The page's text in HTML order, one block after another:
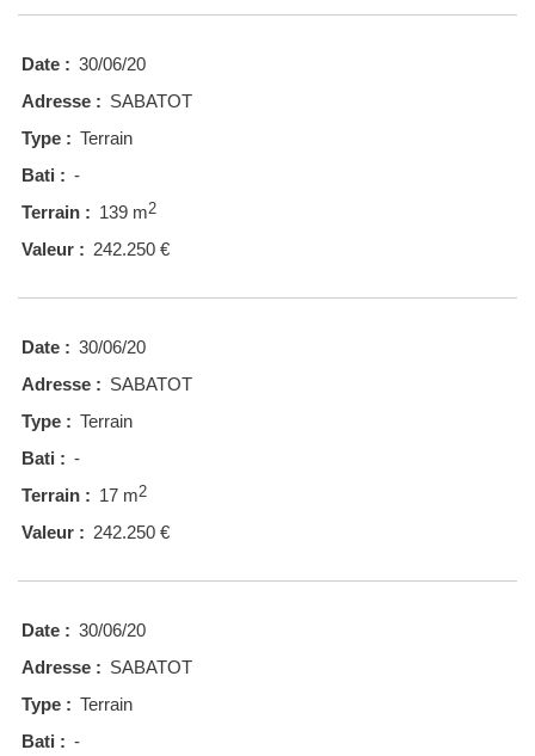
Date : 30/06/20
Adresse : SABATOT
Type : Terrain
Bati : -
Terrain : 139 m2
Valeur : 242.250 €
Date : 30/06/20
Adresse : SABATOT
Type : Terrain
Bati : -
Terrain : 17 m2
Valeur : 242.250 €
Date : 30/06/20
Adresse : SABATOT
Type : Terrain
Bati : -